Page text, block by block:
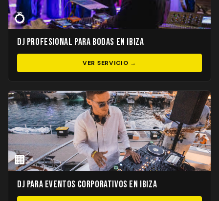
💍
DJ Profesional para Bodas en Ibiza
VER SERVICIO →
🏢
DJ para Eventos Corporativos en Ibiza